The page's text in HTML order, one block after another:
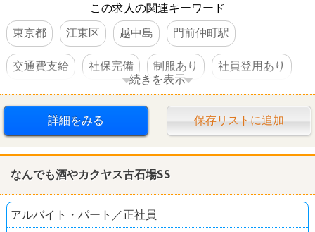
この求人の関連キーワード
東京都
江東区 越中島 門前仲町駅
交通費支給 社保完備 制服あり 社員登用あり
禁煙・分煙 本屋 BOOKOFF
続きを表示
詳細をみる 保存リストに追加
なんでも酒やカクヤス古石場SS
アルバイト・パート／正社員